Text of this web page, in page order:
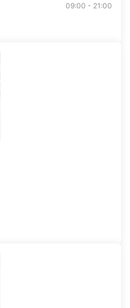
09:00 - 21:00